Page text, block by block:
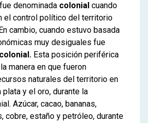
denominada colonial cuando
el control político del territorio
cambio, cuando estuvo basada
muy desiguales fue
Esta posición periférica
manera en que fueron
naturales del territorio en
plata y el oro, durante la
Azúcar, cacao, bananas,
cobre, estaño y petróleo, durante